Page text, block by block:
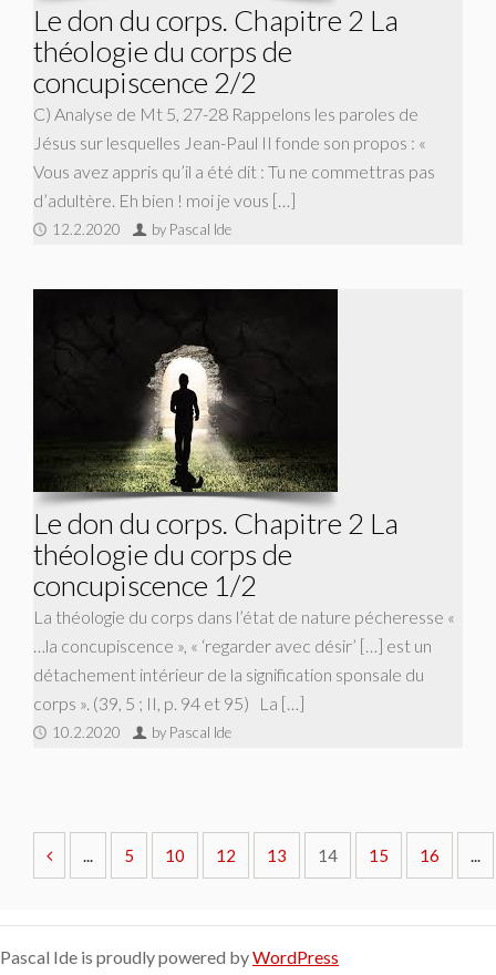
Le don du corps. Chapitre 2 La
théologie du corps de
concupiscence 2/2
C) Analyse de Mt 5, 27-28 Rappelons les paroles de
Jésus sur lesquelles Jean-Paul II fonde son propos : «
Vous avez appris qu’il a été dit : Tu ne commettras pas
d’adultère. Eh bien ! moi je vous […]
12.2.2020 by Pascal Ide
Le don du corps. Chapitre 2 La
théologie du corps de
concupiscence 1/2
La théologie du corps dans l’état de nature pécheresse «
…la concupiscence », « ‘regarder avec désir’ […] est un
détachement intérieur de la signification sponsale du
corps ». (39, 5 ; II, p. 94 et 95) La […]
10.2.2020 by Pascal Ide
... 5 10 12 13 14 15 16 ...
Pascal Ide is proudly powered byWordPress